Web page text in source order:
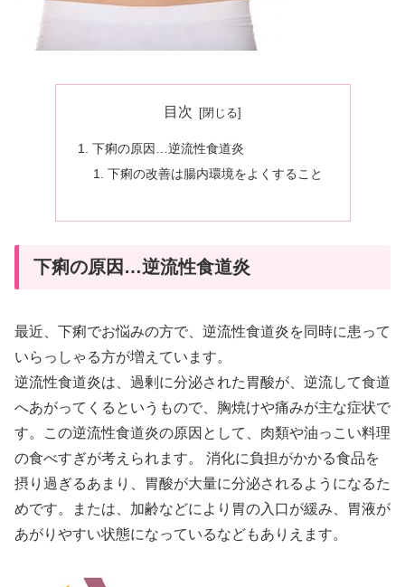
目次
下痢の原因…逆流性食道炎
下痢の改善は腸内環境をよくすること
下痢の原因…逆流性食道炎
最近、下痢でお悩みの方で、逆流性食道炎を同時に患って
いらっしゃる方が増えています。
逆流性食道炎は、過剰に分泌された胃酸が、逆流して食道
へあがってくるというもので、胸焼けや痛みが主な症状で
す。この逆流性食道炎の原因として、肉類や油っこい料理
の食べすぎが考えられます。 消化に負担がかかる食品を
摂り過ぎるあまり、胃酸が大量に分泌されるようになるた
めです。または、加齢などにより胃の入口が緩み、胃液が
あがりやすい状態になっているなどもありえます。